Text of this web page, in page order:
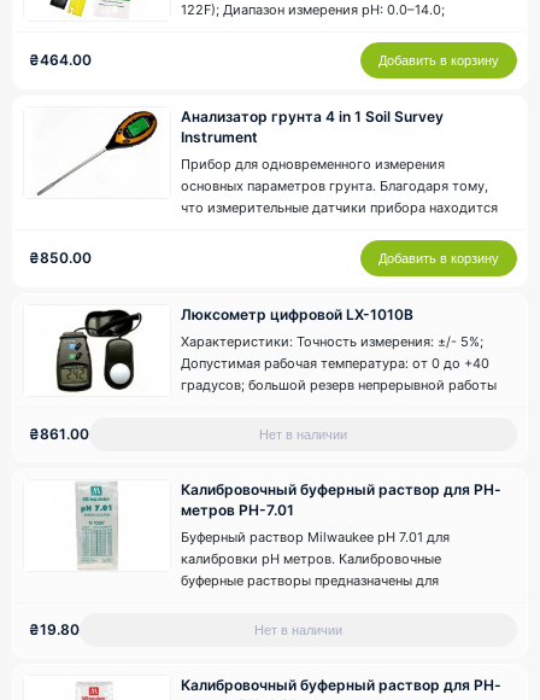
122F); Диапазон измерения pH: 0.0–14.0;
г. Портативный pH-тестер. pH-тестер
предназначен для измерения уровня
₴464.00 Добавить в корзину
Анализатор грунта 4 in 1 Soil Survey
Instrument
Прибор для одновременного измерения
основных параметров грунта. Благодаря тому,
что измерительные датчики прибора находится
проводить анализ почвы не на поверхности, а
непосредственно в зоне расположения корней
Осве..
₴850.00 Добавить в корзину
Люксометр цифровой LX-1010В
Характеристики: Точность измерения: ±/- 5%;
Допустимая рабочая температура: от 0 до +40
градусов; большой резерв непрерывной работы
выращивания растений в закрытом помещении,
₴861.00 Нет в наличии
Калибровочный буферный раствор для РН-
метров PH-7.01
Буферный раствор Milwaukee pH 7.01 для
калибровки pH метров. Калибровочные
буферные растворы предназначены для
измерении кислотности жидкостей (активности
₴19.80 Нет в наличии
Калибровочный буферный раствор для РН-